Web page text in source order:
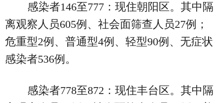
感染者146至777：现住朝阳区。其中隔
离观察人员605例、社会面筛查人员27例；
危重型2例、普通型4例、轻型90例、无症状
感染者536例。
感染者778至872：现住丰台区。其中隔